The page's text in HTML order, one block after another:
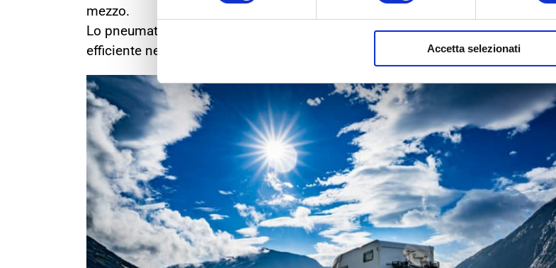
Accetta selezionati
mezzo.
Lo pneumatico da
deve anche offrire un’alta resa chilometrica per
efficiente negli anni.